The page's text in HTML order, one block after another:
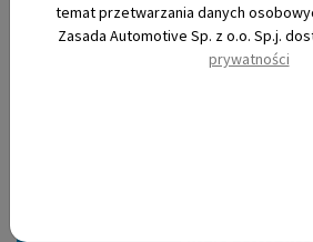
Elektryczne
temat przetwarzania danych
Zasada Automotive Sp. z o.o. Sp.j.
prywatności